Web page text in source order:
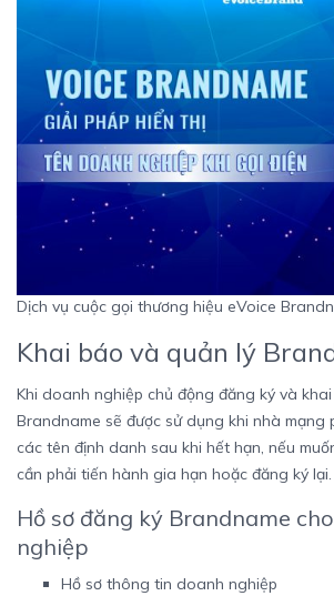
Dịch vụ cuộc gọi thương hiệu eVoice
Khai báo và quản lý
Khi doanh nghiệp chủ động đăng ký và
Brandname sẽ được sử dụng khi nhà mạng
các tên định danh sau khi hết hạn, nếu
cần phải tiến hành gia hạn hoặc đăng ký lại.
Hồ sơ đăng ký Brandname
nghiệp
Hồ sơ thông tin doanh nghiệp